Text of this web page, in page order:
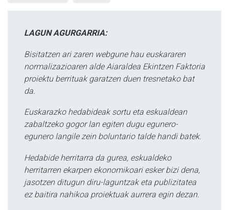
LAGUN AGURGARRIA:
Bisitatzen ari zaren webgune hau euskararen
normalizazioaren alde Aiaraldea Ekintzen Faktoria
proiektu berrituak garatzen duen tresnetako bat
da.
Euskarazko hedabideak sortu eta eskualdean
zabaltzeko gogor lan egiten dugu egunero-
egunero langile zein boluntario talde handi batek.
Hedabide herritarra da gurea, eskualdeko
herritarren ekarpen ekonomikoari esker bizi dena,
jasotzen ditugun diru-laguntzak eta publizitatea
ez baitira nahikoa proiektuak aurrera egin dezan.